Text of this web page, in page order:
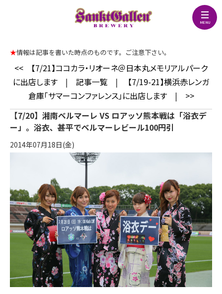
★情報は記事を書いた時点のものです。ご注意下さい。
<<
【7/21】ココカラ・リオーネ＠日本丸メモリアルパーク
に出店します | 記事一覧 |
【7/19-21】横浜赤レンガ
倉庫「サマーコンファレンス」に出店します| >>
【7/20】湘南ベルマーレ VS ロアッソ熊本戦は「浴衣デ
ー」。浴衣、甚平でベルマーレビール100円引
2014年07月18日(金)